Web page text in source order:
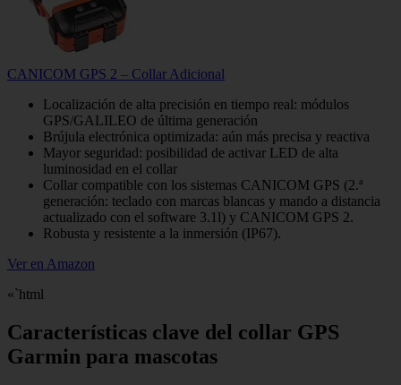
CANICOM GPS 2 – Collar Adicional
Localización de alta precisión en tiempo real: módulos
GPS/GALILEO de última generación
Brújula electrónica optimizada: aún más precisa y reactiva
Mayor seguridad: posibilidad de activar LED de alta
luminosidad en el collar
Collar compatible con los sistemas CANICOM GPS (2.ª
generación: teclado con marcas blancas y mando a distancia
actualizado con el software 3.1l) y CANICOM GPS 2.
Robusta y resistente a la inmersión (IP67).
Ver en Amazon
«`html
Características clave del collar GPS
Garmin para mascotas